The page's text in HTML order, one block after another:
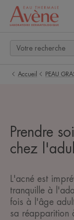
Accueil PEAU
Prendre
chez
L'acné est
tranquille à
fois à l'âge
sa réapparition